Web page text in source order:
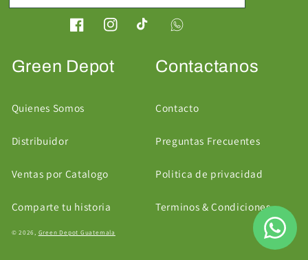
FacebookInstagramTikTok
Green Depot
Quienes Somos
Distribuidor
Ventas por Catalogo
Comparte tu historia
Contactanos
Contacto
Preguntas Frecuentes
Politica de privacidad
Terminos & Condiciones
Formas
© 2026, Green Depot Guatemala